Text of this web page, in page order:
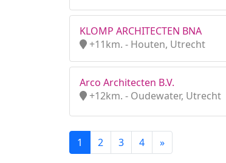
KLOMP ARCHITECTEN BNA
+11km. - Houten, Utrecht
Arco Architecten B.V.
+12km. - Oudewater, Utrecht
1 2 3 4 »